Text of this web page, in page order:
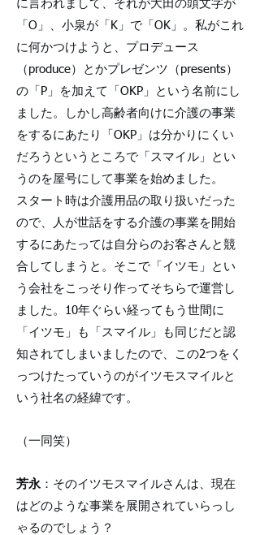
に言われまして、それが大田の頭文字が
「O」、小泉が「K」で「OK」。私がこれ
に何かつけようと、プロデュース
（produce）とかプレゼンツ（presents）
の「P」を加えて「OKP」という名前にし
ました。しかし高齢者向けに介護の事業
をするにあたり「OKP」は分かりにくい
だろうというところで「スマイル」とい
うのを屋号にして事業を始めました。
スタート時は介護用品の取り扱いだった
ので、人が世話をする介護の事業を開始
するにあたっては自分らのお客さんと競
合してしまうと。そこで「イツモ」とい
う会社をこっそり作ってそちらで運営し
ました。10年ぐらい経ってもう世間に
「イツモ」も「スマイル」も同じだと認
知されてしまいましたので、この2つをく
っつけたっていうのがイツモスマイルと
いう社名の経緯です。
（一同笑）
芳永：そのイツモスマイルさんは、現在
はどのような事業を展開されていらっし
ゃるのでしょう？